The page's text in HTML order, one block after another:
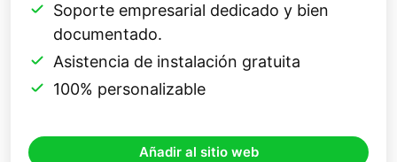
Soporte empresarial dedicado y bien
documentado.
Asistencia de instalación gratuita
100% personalizable
Añadir al sitio web